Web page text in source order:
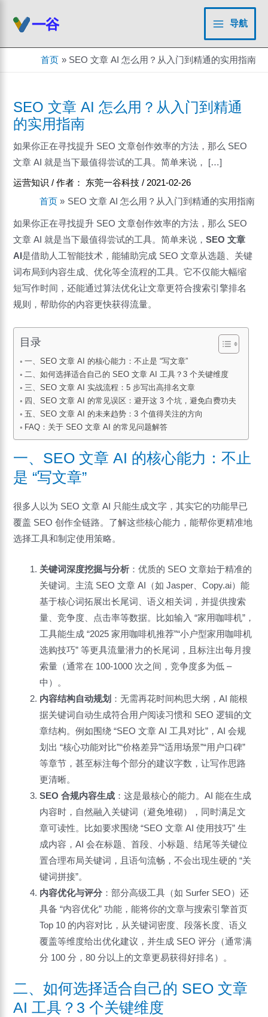
Main
Menu
导航
首页 SEO 文章 AI 怎么用？从入门到精通的实用指南
SEO 文章 AI 怎么用？从入门到精通
的实用指南
如果你正在寻找提升 SEO 文章创作效率的方法，那么 SEO
文章 AI 就是当下最值得尝试的工具。简单来说， […]
运营知识 / 作者： 东莞一谷科技/ 2021-02-26
首页
SEO 文章 AI 怎么用？从入门到精通的实用指南
如果你正在寻找提升 SEO 文章创作效率的方法，那么 SEO
文章 AI 就是当下最值得尝试的工具。简单来说，SEO 文章
AI 是借助人工智能技术，能辅助完成 SEO 文章从选题、关键
词布局到内容生成、优化等全流程的工具。它不仅能大幅缩
短写作时间，还能通过算法优化让文章更符合搜索引擎排名
规则，帮助你的内容更快获得流量。
目录
一、SEO 文章 AI 的核心能力：不止是 “写文章”
二、如何选择适合自己的 SEO 文章 AI 工具？3 个关键维度
三、SEO 文章 AI 实战流程：5 步写出高排名文章
四、SEO 文章 AI 的常见误区：避开这 3 个坑，避免白费功夫
五、SEO 文章 AI 的未来趋势：3 个值得关注的方向
FAQ：关于 SEO 文章 AI 的常见问题解答
一、SEO 文章 AI 的核心能力：不止
是 “写文章”
很多人以为 SEO 文章 AI 只能生成文字，其实它的功能早已
覆盖 SEO 创作全链路。了解这些核心能力，能帮你更精准地
选择工具和制定使用策略。
关键词深度挖掘与分析 ：优质的 SEO 文章始于精准的
关键词。主流 SEO 文章 AI（如 Jasper、Copy.ai）能
基于核心词拓展出长尾词、语义相关词，并提供搜索
量、竞争度、点击率等数据。比如输入 “家用咖啡机”，
工具能生成 “2025 家用咖啡机推荐”“小户型家用咖啡机
选购技巧” 等更具流量潜力的长尾词，且标注出每月搜
索量（通常在 100-1000 次之间，竞争度多为低 –
中）。
内容结构自动规划 ：无需再花时间构思大纲，AI 能根
据关键词自动生成符合用户阅读习惯和 SEO 逻辑的文
章结构。例如围绕 “SEO 文章 AI 工具对比”，AI 会规
划出 “核心功能对比”“价格差异”“适用场景”“用户口碑”
等章节，甚至标注每个部分的建议字数，让写作思路
更清晰。
SEO 合规内容生成 ：这是最核心的能力。AI 能在生成
内容时，自然融入关键词（避免堆砌），同时满足文
章可读性。比如要求围绕 “SEO 文章 AI 使用技巧” 生
成内容，AI 会在标题、首段、小标题、结尾等关键位
置合理布局关键词，且语句流畅，不会出现生硬的 “关
键词拼接”。
内容优化与评分 ：部分高级工具（如 Surfer SEO）还
具备 “内容优化” 功能，能将你的文章与搜索引擎首页
Top 10 的内容对比，从关键词密度、段落长度、语义
覆盖等维度给出优化建议，并生成 SEO 评分（通常满
分 100 分，80 分以上的文章更易获得好排名）。
二、如何选择适合自己的 SEO 文章
AI 工具？3 个关键维度